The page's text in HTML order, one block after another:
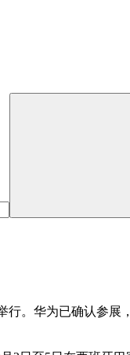
行。华为已确认参